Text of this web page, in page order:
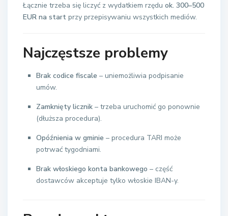
Łącznie trzeba się liczyć z wydatkiem rzędu ok. 300–500
EUR na start przy przepisywaniu wszystkich mediów.
Najczęstsze problemy
Brak codice fiscale – uniemożliwia podpisanie
umów.
Zamknięty licznik – trzeba uruchomić go ponownie
(dłuższa procedura).
Opóźnienia w gminie – procedura TARI może
potrwać tygodniami.
Brak włoskiego konta bankowego – część
dostawców akceptuje tylko włoskie IBAN-y.